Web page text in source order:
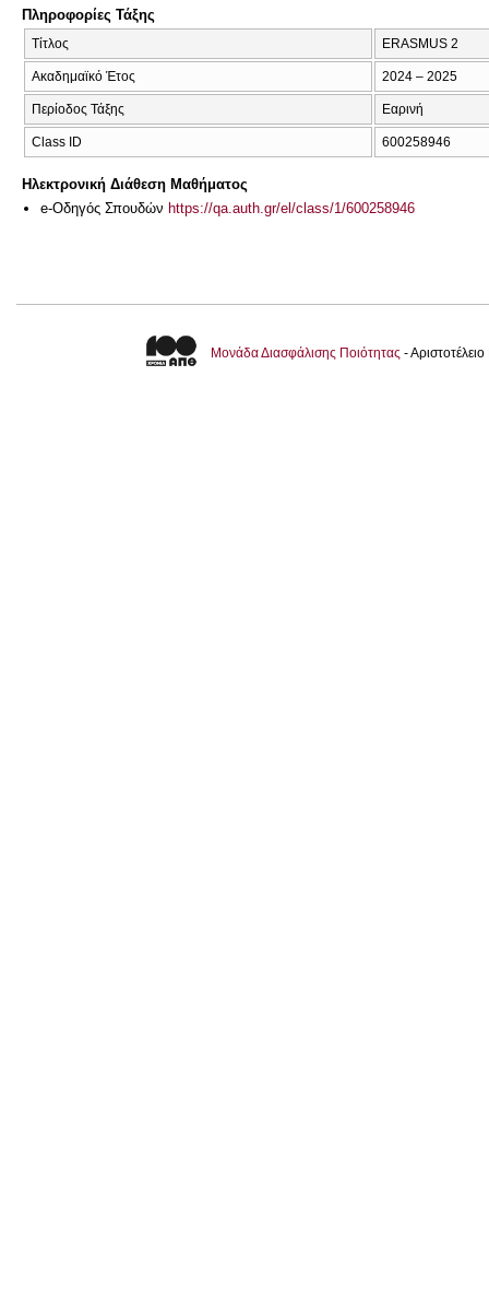
Πληροφορίες Τάξης
Τίτλος ERASMUS 2
Ακαδημαϊκό Έτος 2024 – 2025
Περίοδος Τάξης Εαρινή
Class ID 600258946
Ηλεκτρονική Διάθεση Μαθήματος
e-Οδηγός Σπουδών https://qa.auth.gr/el/class/1/600258946
Μονάδα Διασφάλισης Ποιότητας -